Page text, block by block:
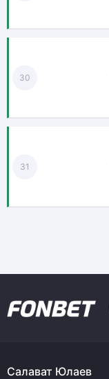
30
31
Салават Юлаев